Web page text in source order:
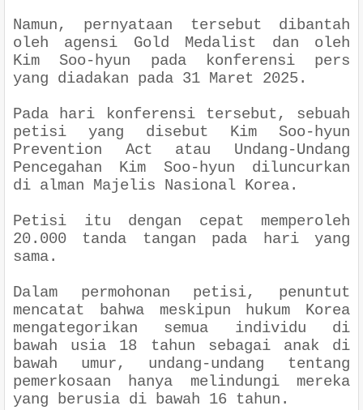
Namun, pernyataan tersebut dibantah
oleh agensi Gold Medalist dan oleh
Kim Soo-hyun pada konferensi pers
yang diadakan pada 31 Maret 2025.
Pada hari konferensi tersebut, sebuah
petisi yang disebut Kim Soo-hyun
Prevention Act atau Undang-Undang
Pencegahan Kim Soo-hyun diluncurkan
di alman Majelis Nasional Korea.
Petisi itu dengan cepat memperoleh
20.000 tanda tangan pada hari yang
sama.
Dalam permohonan petisi, penuntut
mencatat bahwa meskipun hukum Korea
mengategorikan semua individu di
bawah usia 18 tahun sebagai anak di
bawah umur, undang-undang tentang
pemerkosaan hanya melindungi mereka
yang berusia di bawah 16 tahun.